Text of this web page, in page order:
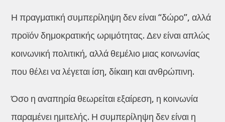
Η πραγματική συμπερίληψη δεν είναι “δώρο”, αλλά
προϊόν δημοκρατικής ωριμότητας. Δεν είναι απλώς
κοινωνική πολιτική, αλλά θεμέλιο μιας κοινωνίας
που θέλει να λέγεται ίση, δίκαιη και ανθρώπινη.
Όσο η αναπηρία θεωρείται εξαίρεση, η κοινωνία
παραμένει ημιτελής. Η συμπερίληψη δεν είναι η